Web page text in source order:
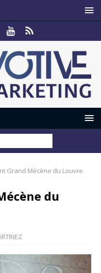
Grand Mécène du Louvre
du